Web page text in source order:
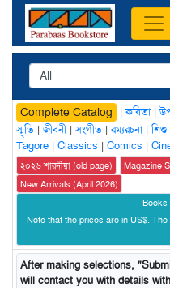
Complete Catalog |কবিতা|
স্মৃতি |জীবনী|সংগীত |রম্যরচনা|শিশু
Tagore | Classics | Comics |
২০২৬ শারদীয়া (old page)
Magazine
New Arrivals (April 2026)
Books
Note that the prices are in US$.
After making selections,
will contact you with details